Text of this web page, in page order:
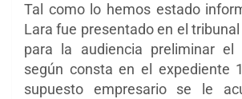
Tal como lo hemos estado
Lara fue presentado en el
para la audiencia preliminar el
según consta en el expediente
supuesto empresario se le